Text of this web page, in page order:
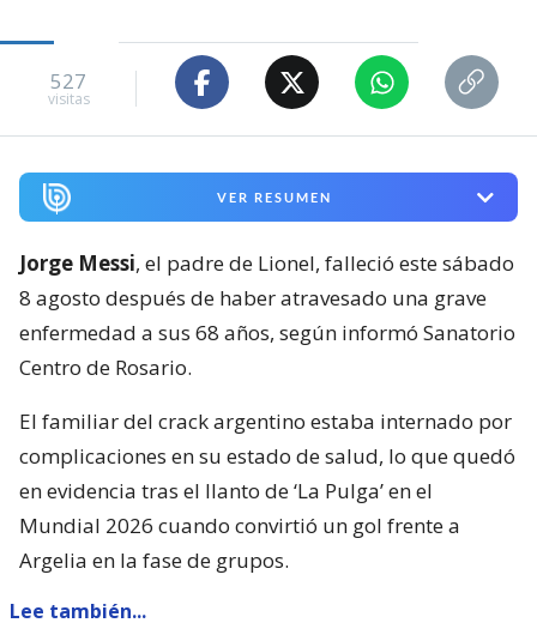
527
visitas
VER RESUMEN
Jorge Messi, el padre de Lionel, falleció este sábado
8 agosto después de haber atravesado una grave
enfermedad a sus 68 años, según informó Sanatorio
Centro de Rosario.
El familiar del crack argentino estaba internado por
complicaciones en su estado de salud, lo que quedó
en evidencia tras el llanto de ‘La Pulga’ en el
Mundial 2026 cuando convirtió un gol frente a
Argelia en la fase de grupos.
Lee también...